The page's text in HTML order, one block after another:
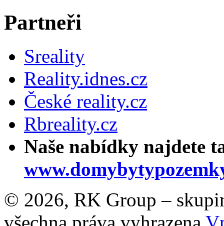
Partneři
Sreality
Reality.idnes.cz
České reality.cz
Rbreality.cz
Naše nabídky najdete
© 2026, RK Group –